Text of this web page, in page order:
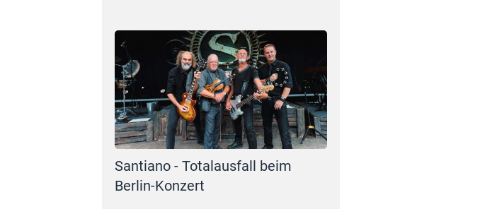
Santiano - Totalausfall beim
Berlin-Konzert